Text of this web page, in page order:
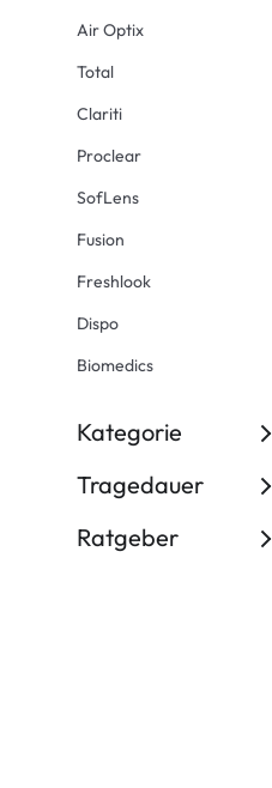
Air Optix
Total
Clariti
Proclear
SofLens
Fusion
Freshlook
Dispo
Biomedics
Kategorie
Tragedauer
Ratgeber